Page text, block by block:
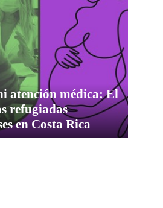
atención médica: El
refugiadas
en Costa Rica